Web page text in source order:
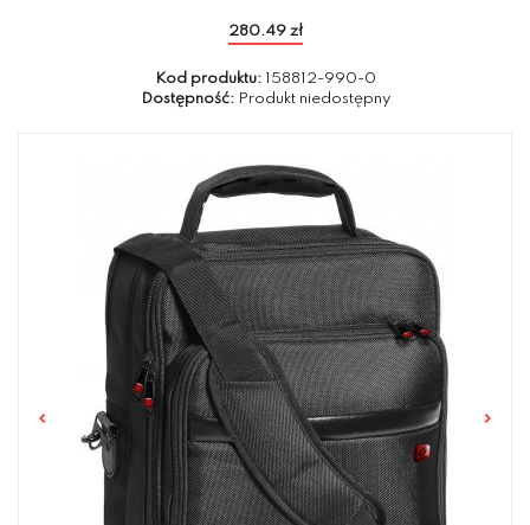
280.49 zł
Kod produktu: 158812-990-0
Dostępność: Produkt niedostępny